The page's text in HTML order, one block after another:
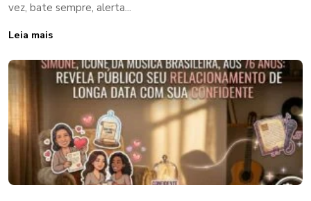
vez, bate sempre, alerta...
Leia mais